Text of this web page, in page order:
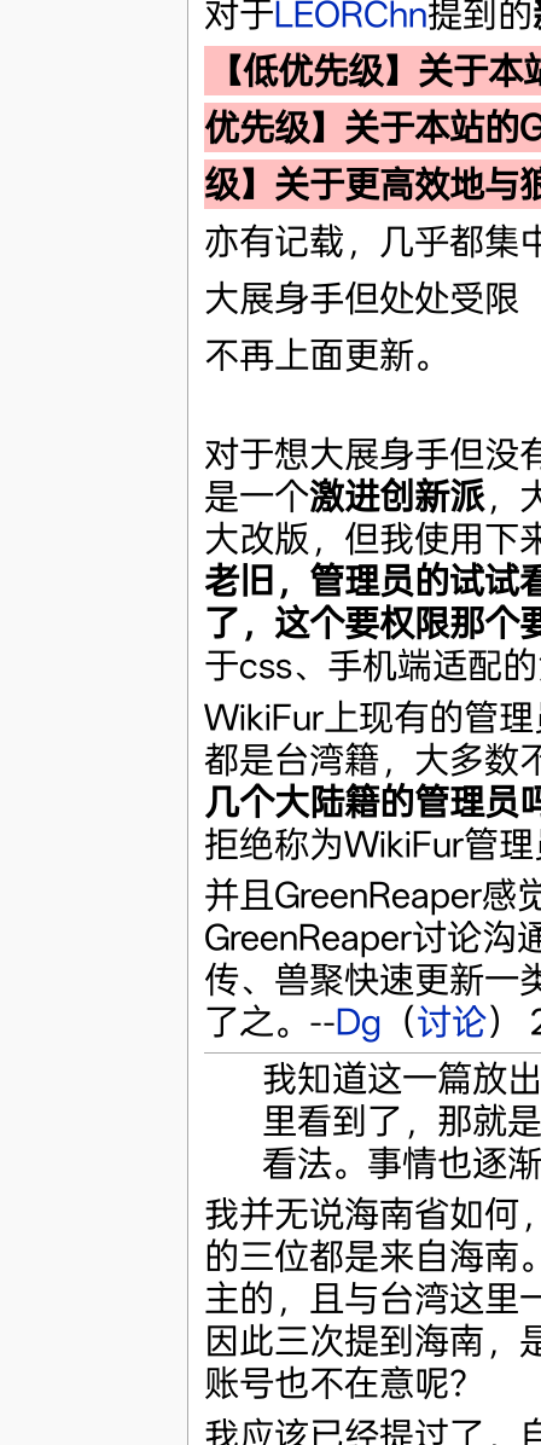
对于LEORChn提到的
【低优先级】关于
优先级】关于本站的
级】关于更高效地与
亦有记载，几乎都集
大展身手但处处受限
不再上面更新。
对于想大展身手但没
是一个激进创新派，
大改版，但我使用下
老旧，管理员的试试
了，这个要权限那个
于css、手机端适配
WikiFur上现有的管
都是台湾籍，大多数
几个大陆籍的管理员
拒绝称为WikiFur管
并且GreenReaper感
GreenReaper讨论沟
传、兽聚快速更新一
了之。--Dg （讨论）
我知道这一篇放
里看到了，那就
看法。事情也逐
我并无说海南省如何
的三位都是来自海南
主的，且与台湾这里
因此三次提到海南，
账号也不在意呢？
我应该已经提过了，